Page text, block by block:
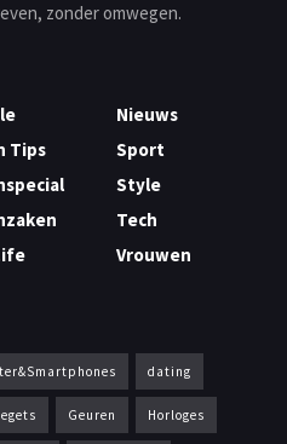
zonder omwegen.
Tips
Nieuws
Sport
Style
Tech
Vrouwen
dating
Geuren Horloges